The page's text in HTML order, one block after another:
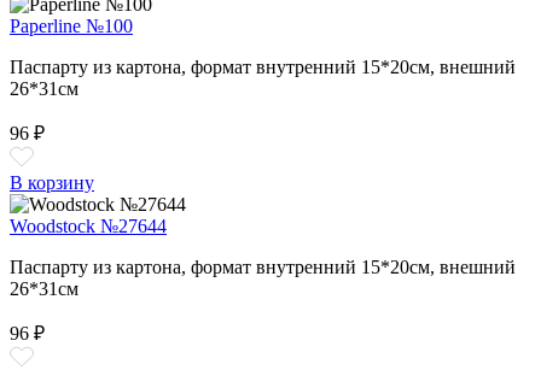
Paperline №100
Паспарту из картона, формат внутренний 15*20см, внешний
26*31см
96 ₽
В корзину
Woodstock №27644
Паспарту из картона, формат внутренний 15*20см, внешний
26*31см
96 ₽